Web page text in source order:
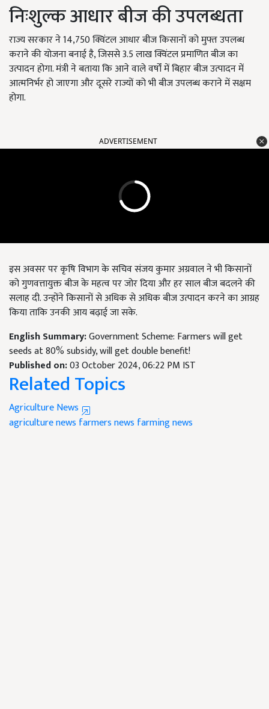
निःशुल्क आधार बीज की उपलब्धता
राज्य सरकार ने 14,750 क्विंटल आधार बीज किसानों को मुफ्त उपलब्ध
कराने की योजना बनाई है, जिससे 3.5 लाख क्विंटल प्रमाणित बीज का
उत्पादन होगा. मंत्री ने बताया कि आने वाले वर्षों में बिहार बीज उत्पादन में
आत्मनिर्भर हो जाएगा और दूसरे राज्यों को भी बीज उपलब्ध कराने में सक्षम
होगा.
ADVERTISEMENT
इस अवसर पर कृषि विभाग के सचिव संजय कुमार अग्रवाल ने भी किसानों
को गुणवत्तायुक्त बीज के महत्व पर जोर दिया और हर साल बीज बदलने की
सलाह दी. उन्होंने किसानों से अधिक से अधिक बीज उत्पादन करने का आग्रह
किया ताकि उनकी आय बढ़ाई जा सके.
English Summary:Government Scheme: Farmers will get
seeds at 80% subsidy, will get double benefit!
Published on:03 October 2024, 06:22 PM IST
Related Topics
Agriculture News
agriculture news farmers news farming news